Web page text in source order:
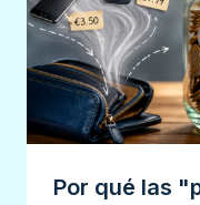
Por qué las